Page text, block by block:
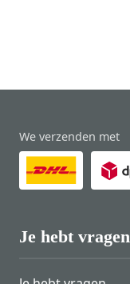
We verzenden met
Je hebt vragen